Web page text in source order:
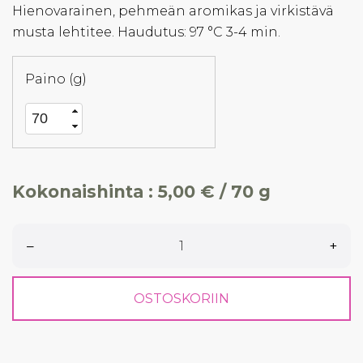
Hienovarainen, pehmeän aromikas ja virkistävä
musta lehtitee. Haudutus: 97 °C 3-4 min.
Paino (g)
Kokonaishinta : 5,00 € / 70 g
– +
OSTOSKORIIN